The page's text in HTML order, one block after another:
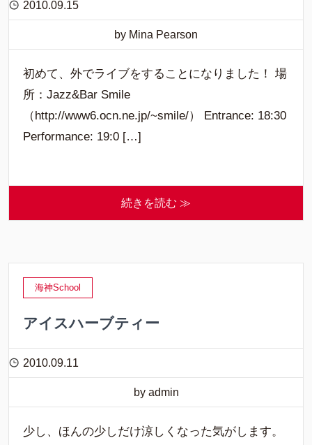
2010.09.15
by Mina Pearson
初めて、外でライブをすることになりました！ 場
所：Jazz&Bar Smile
（http://www6.ocn.ne.jp/~smile/） Entrance: 18:30
Performance: 19:0 […]
続きを読む ≫
海神School
アイスハーブティー
2010.09.11
by admin
少し、ほんの少しだけ涼しくなった気がします。